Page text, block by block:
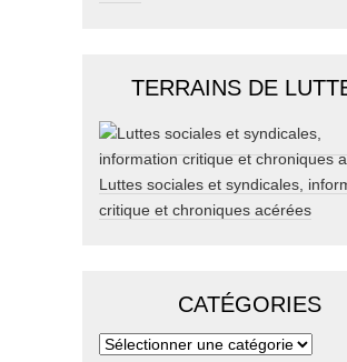
TERRAINS DE
Luttes sociales et syndicales,
critique et chroniques acérées
CATÉGORIES